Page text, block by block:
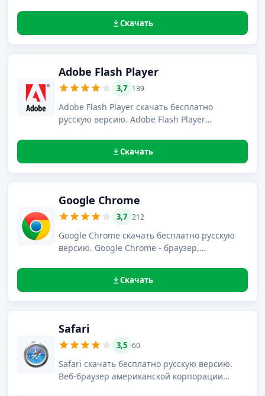
материалы из сети Интернет и обеспечивает
удобную работу с сайтами благодаря
web-стандартов.
Скачать
Adobe Flash Player
3,7 139
Adobe Flash Player скачать бесплатно
русскую версию. Adobe Flash Player
графического процессора для просчёта
приложения и мультимедийные
презентации.
Скачать
Google Chrome
3,7 212
Google Chrome скачать бесплатно русскую
версию. Google Chrome - браузер,
Скачать
Safari
3,5 60
Safari скачать бесплатно русскую версию.
Веб-браузер американской корпорации